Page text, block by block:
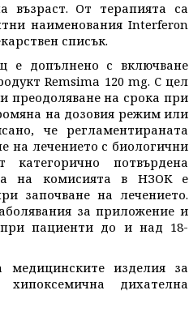
възраст. От терапията са
наименования Interferon
списък.
е допълнено с включване
Remsima 120 mg. С цел
преодоляване на срока при
на дозовия режим или
че регламентираната
на лечението с биологични
категорично потвърдена
на комисията в НЗОК е
започване на лечението.
за приложение и
при пациенти до и над 18-
изделия за
дихателна